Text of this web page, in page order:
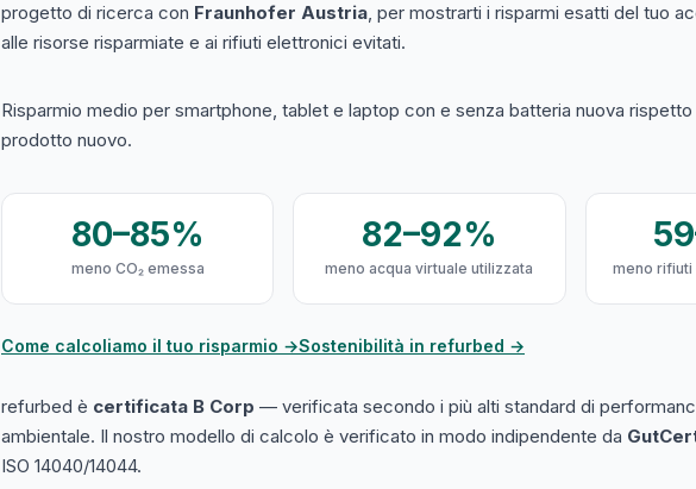
progetto di ricerca con Fraunhofer Austria, per mostrarti i risparmi esatti del tuo
alle risorse risparmiate e ai rifiuti elettronici evitati.
Risparmio medio per smartphone, tablet e laptop con e senza batteria nuova
prodotto nuovo.
80–85%
meno CO₂ emessa
82–92%
meno acqua virtuale utilizzata meno
Come calcoliamo il tuo risparmio →Sostenibilità in refurbed →
refurbed è certificata B Corp — verificata secondo i più alti standard di
ambientale. Il nostro modello di calcolo è verificato in modo indipendente da
ISO 14040/14044.